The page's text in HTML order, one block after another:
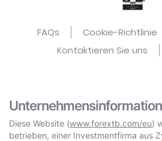
FAQs Cookie-Richtlinie
Kontaktieren Sie uns
Diese Website (www.forextb.com/eu)
betrieben, einer Investmentfirma aus